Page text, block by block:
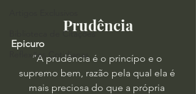
Biblioteca de Citações
Reflexões Cotidianas
Prudência
Epicuro
“A prudência é o princípo e o
supremo bem, razão pela qual ela é
mais preciosa do que a própria